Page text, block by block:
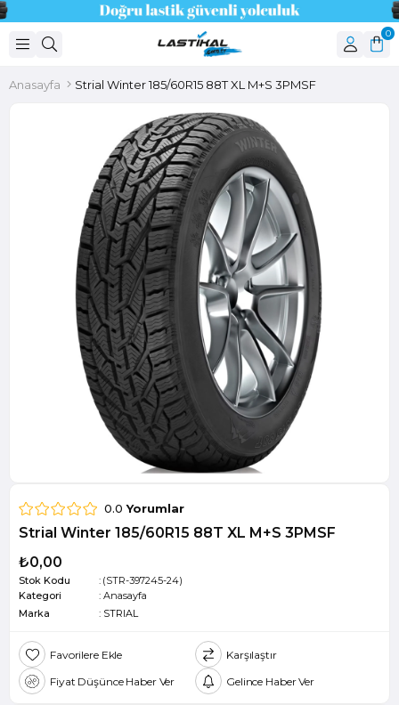
0
Anasayfa Strial Winter 185/60R15 88T XL M+S 3PMSF
0.0 Yorumlar
Strial Winter 185/60R15 88T XL M+S 3PMSF
₺0,00
Stok Kodu
(STR-397245-24)
Kategori
: Anasayfa
Marka
: STRIAL
Favorilere Ekle
Karşılaştır
Fiyat Düşünce Haber Ver
Gelince Haber Ver